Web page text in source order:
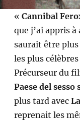
« Cannibal
que j’ai appris
saurait être
les plus
Précurseur du
Paese del sesso
plus tard avec
reprenait les